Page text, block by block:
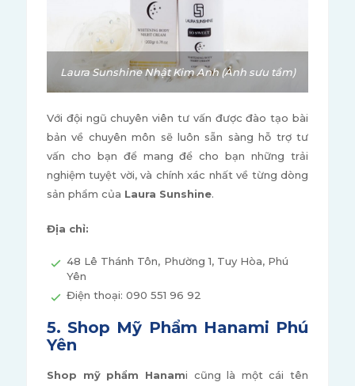
Laura Sunshine Nhật Kim Anh (Ảnh sưu tầm)
Với đội ngũ chuyên viên tư vấn được đào tạo bài
bản về chuyên môn sẽ luôn sẵn sàng hỗ trợ tư
vấn cho bạn để mang để cho bạn những trải
nghiệm tuyệt vời, và chính xác nhất về từng dòng
sản phẩm của Laura Sunshine.
Địa chỉ:
48 Lê Thánh Tôn, Phường 1, Tuy Hòa, Phú
Yên
Điện thoại: 090 551 96 92
5. Shop Mỹ Phẩm Hanami Phú
Yên
Shop mỹ phẩm Hanami cũng là một cái tên